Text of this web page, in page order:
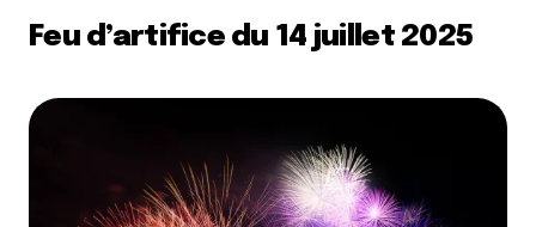
Feu d’artifice du 14 juillet 2025